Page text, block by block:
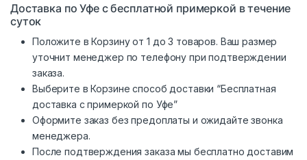
Доставка по Уфе с бесплатной примеркой в течение
суток
Положите в Корзину от 1 до 3 товаров. Ваш размер
уточнит менеджер по телефону при подтверждении
заказа.
Выберите в Корзине способ доставки “Бесплатная
доставка с примеркой по Уфе”
Оформите заказ без предоплаты и ожидайте звонка
менеджера.
После подтверждения заказа мы бесплатно доставим